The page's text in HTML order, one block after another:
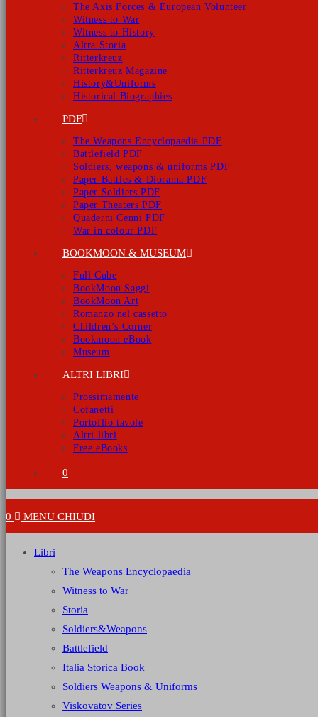
The Axis Forces & European Volunteer
Witness to War
Witness to History
Altra Storia
Ritterkreuz
Ritterkreuz Magazine
History&Uniforms
Historical Biographies
PDF
The Weapons Encyclopaedia PDF
Battlefield PDF
Soldiers, weapons & uniforms PDF
Paper Battles & Diorama PDF
Paper Soldiers PDF
Paper Theaters PDF
Quaderni Cenni PDF
War in colour PDF
BOOKMOON & MUSEUM
Full Cube
BookMoon Saggi
BookMoon Art
Romanzo nel cassetto
Children’s Corner
Bookmoon eBook
Museum
ALTRI LIBRI
Prossimamente
Cofanetti
Portoflio tavole
Altri libri
Free eBooks
0
0 MENU CHIUDI
Libri
The Weapons Encyclopaedia
Witness to War
Storia
Soldiers&Weapons
Battlefield
Italia Storica Book
Soldiers Weapons & Uniforms
Viskovatov Series